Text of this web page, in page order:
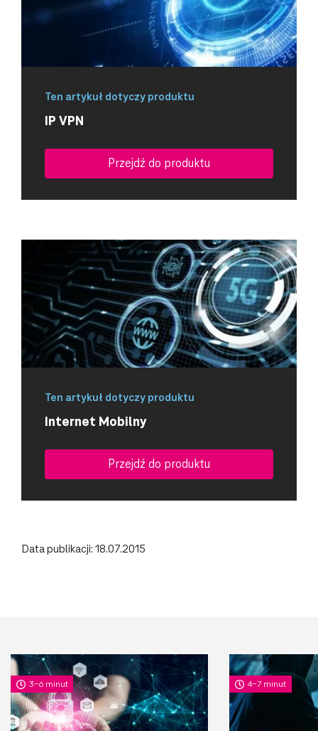
Ten artykuł dotyczy produktu
IP VPN
Przejdź do produktu
Ten artykuł dotyczy produktu
Internet Mobilny
Przejdź do produktu
Data publikacji: 18.07.2015
3-6 minut 4-7 minut